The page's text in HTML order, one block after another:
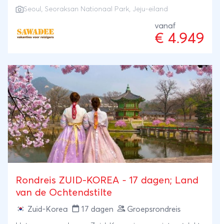
dat nog niet overspoeld is door toeristen. Bezoek
UNESCO-werelderfgoedlocaties, leer over
eeuwenoude tradities, en ervaar het dagelijks leven
moderne stad naar het historische verleden voert.
Seoul, Seoraksan Nationaal Park, Jeju-eiland
vanaf
€ 4.949
Rondreis ZUID-KOREA - 17 dagen; Land
van de Ochtendstilte
Zuid-Korea 17 dagen Groepsrondreis